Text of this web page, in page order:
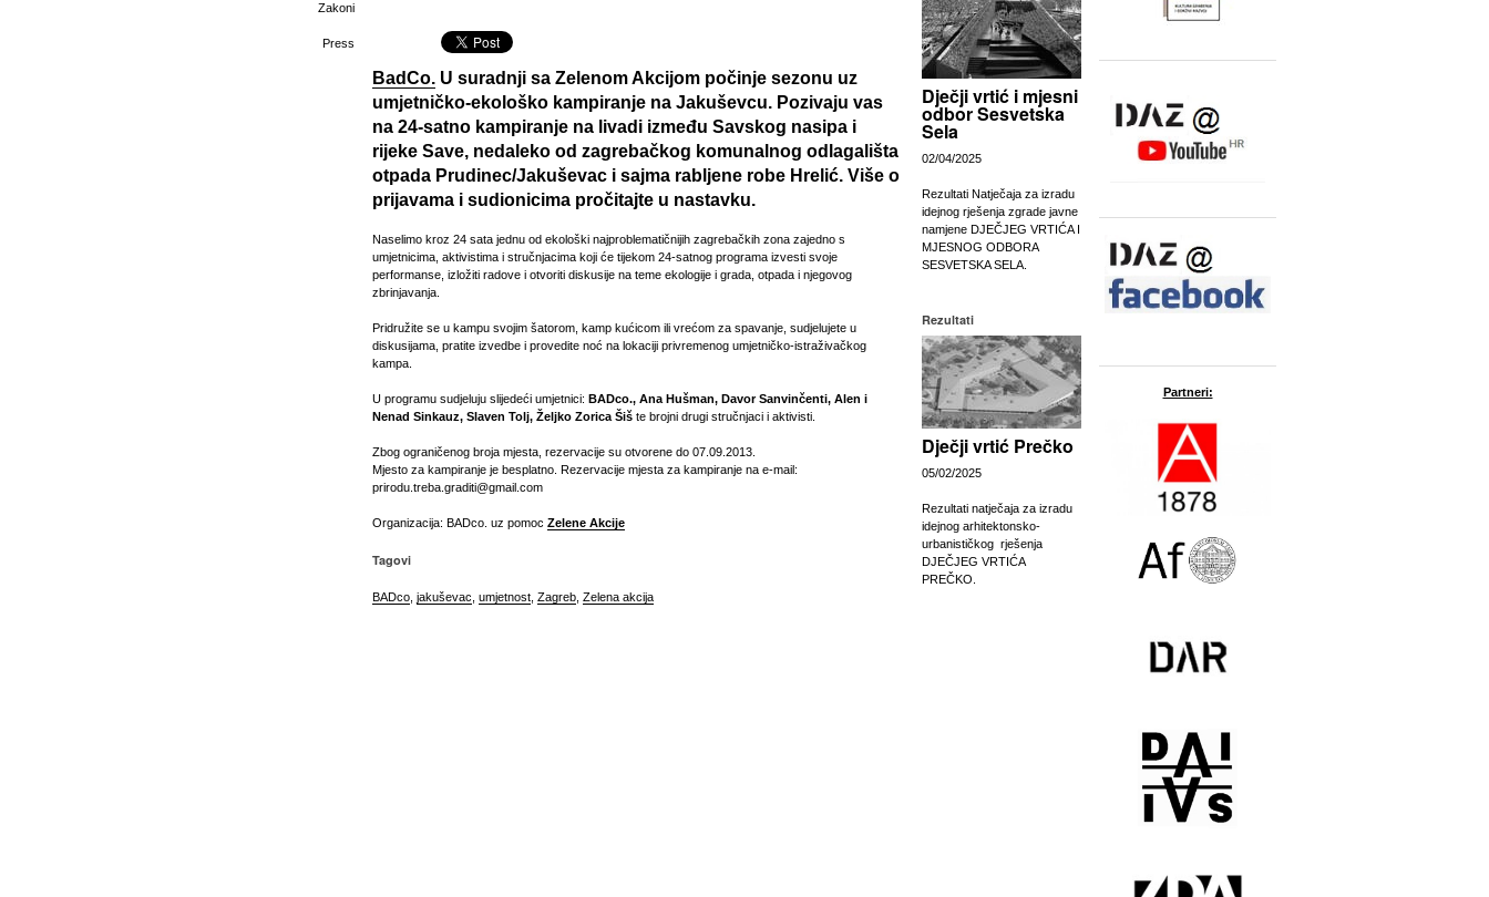
Zakoni
Press
BadCo. U suradnji sa Zelenom Akcijom počinje sezonu uz
umjetničko-ekološko kampiranje na Jakuševcu. Pozivaju vas
na 24-satno kampiranje na livadi između Savskog nasipa i
rijeke Save, nedaleko od zagrebačkog komunalnog odlagališta
otpada Prudinec/Jakuševac i sajma rabljene robe Hrelić. Više o
prijavama i sudionicima pročitajte u nastavku.
Naselimo kroz 24 sata jednu od ekološki najproblematičnijih zagrebačkih zona zajedno s
umjetnicima, aktivistima i stručnjacima koji će tijekom 24-satnog programa izvesti svoje
performanse, izložiti radove i otvoriti diskusije na teme ekologije i grada, otpada i njegovog
zbrinjavanja.
Pridružite se u kampu svojim šatorom, kamp kućicom ili vrećom za spavanje, sudjelujete u
diskusijama, pratite izvedbe i provedite noć na lokaciji privremenog umjetničko-istraživačkog
kampa.
U programu sudjeluju slijedeći umjetnici: BADco., Ana Hušman, Davor Sanvinčenti, Alen i
Nenad Sinkauz, Slaven Tolj, Željko Zorica Šiš te brojni drugi stručnjaci i aktivisti.
Zbog ograničenog broja mjesta, rezervacije su otvorene do 07.09.2013.
Mjesto za kampiranje je besplatno. Rezervacije mjesta za kampiranje na e-mail:
prirodu.treba.graditi@gmail.com
Organizacija: BADco. uz pomoc Zelene Akcije
Tagovi
BADco jakuševac umjetnost Zagreb Zelena akcija
Dječji vrtić i mjesni
odbor Sesvetska
Sela
02/04/2025
Rezultati Natječaja za izradu
idejnog rješenja zgrade javne
namjene DJEČJEG VRTIĆA I
MJESNOG ODBORA
SESVETSKA SELA.
Rezultati
Dječji vrtić Prečko
05/02/2025
Rezultati natječaja za izradu
idejnog arhitektonsko-
urbanističkog rješenja
DJEČJEG VRTIĆA
PREČKO.
Partneri: